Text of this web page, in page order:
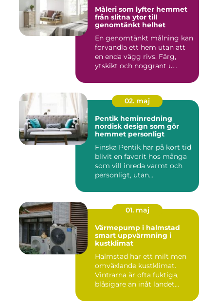
Måleri som lyfter hemmet
från slitna ytor till
genomtänkt helhet
En genomtänkt målning kan
förvandla ett hem utan att
en enda vägg rivs. Färg,
ytskikt och noggrant u...
02. maj
Pentik heminredning
nordisk design som gör
hemmet personligt
Finska Pentik har på kort tid
blivit en favorit hos många
som vill inreda varmt och
personligt, utan...
01. maj
Värmepump i halmstad
smart uppvärmning i
kustklimat
Halmstad har ett milt men
omväxlande kustklimat.
Vintrarna är ofta fuktiga,
blåsigare än inåt landet...